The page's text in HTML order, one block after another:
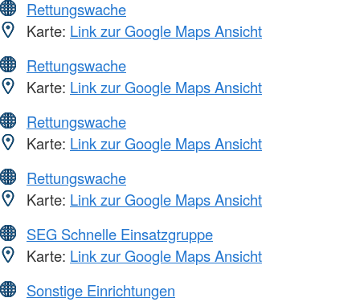
Rettungswache
Karte: Link zur Google Maps Ansicht
Rettungswache
Karte: Link zur Google Maps Ansicht
Rettungswache
Karte: Link zur Google Maps Ansicht
Rettungswache
Karte: Link zur Google Maps Ansicht
SEG Schnelle Einsatzgruppe
Karte: Link zur Google Maps Ansicht
Sonstige Einrichtungen